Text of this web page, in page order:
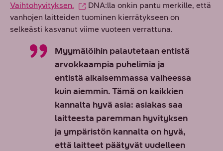
Vaihtohyvityksen.
DNA:lla onkin pantu merkille, että
vanhojen laitteiden tuominen kierrätykseen on
selkeästi kasvanut viime vuoteen verrattuna.
Myymälöihin palautetaan entistä
arvokkaampia puhelimia ja
entistä aikaisemmassa vaiheessa
kuin aiemmin. Tämä on kaikkien
kannalta hyvä asia: asiakas saa
laitteesta paremman hyvityksen
ja ympäristön kannalta on hyvä,
että laitteet päätyvät uudelleen